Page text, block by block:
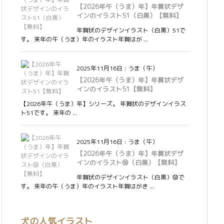
【2026年午（うま）年】年賀状デザ
インのイラスト51（白黒）【無料】
年賀状のデザインイラスト（白黒）51で
す。 来年の午（うま）年のイラスト年賀はが ...
2025年11月16日 : うま（午）
【2026年午（うま）年】年賀状デザ
インのイラスト51【無料】
【2026年午（うま）年】シリーズ。 年賀状のデザインイラス
ト51です。 来年の ...
2025年11月16日 : うま（午）
【2026年午（うま）年】年賀状デザ
インのイラスト㊿（白黒）【無料】
年賀状のデザインイラスト（白黒）㊿で
す。 来年の午（うま）年のイラスト年賀はがき ...
犬の人気イラスト